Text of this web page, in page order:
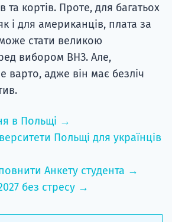
та кортів. Проте, для багатьох
і для американців, плата за
стати великою
вибором ВНЗ. Але,
варто, адже він має безліч
в Польщі →
Польщі для українців
Анкету студента →
без стресу →